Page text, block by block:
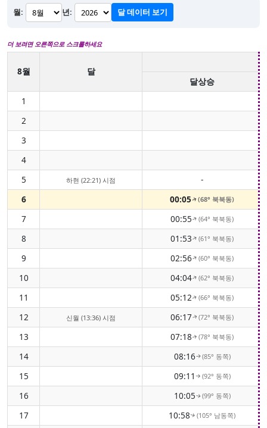
월: 년: 달 데이터 보기
더 보려면 오른쪽으로 스크롤하세요
8월
달
달상승
1
2
3
4
5
하현 (22:21) 시점
-
6
00:05↑(68° 북북동)
7 00:55↑(64° 북북동)
8 01:53↑(61° 북북동)
9 02:56↑(60° 북북동)
10 04:04↑(62° 북북동)
11 05:12↑(66° 북북동)
12 신월 (13:36) 시점 06:17↑(72° 북북동)
13 07:18↑(78° 북북동)
14 08:16↑(85° 동쪽)
15 09:11 ↑ (92° 동쪽)
16 10:05↑(99° 동쪽)
17 10:58↑(105° 남동쪽)